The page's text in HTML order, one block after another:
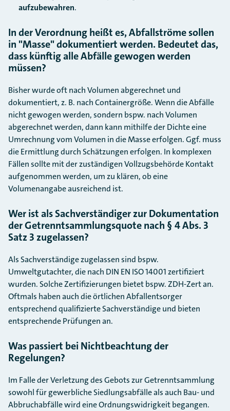
aufzubewahren.
In der Verordnung heißt es, Abfallströme sollen
in "Masse" dokumentiert werden. Bedeutet das,
dass künftig alle Abfälle gewogen werden
müssen?
Bisher wurde oft nach Volumen abgerechnet und
dokumentiert, z. B. nach Containergröße. Wenn die Abfälle
nicht gewogen werden, sondern bspw. nach Volumen
abgerechnet werden, dann kann mithilfe der Dichte eine
Umrechnung vom Volumen in die Masse erfolgen. Ggf. muss
die Ermittlung durch Schätzungen erfolgen. In komplexen
Fällen sollte mit der zuständigen Vollzugsbehörde Kontakt
aufgenommen werden, um zu klären, ob eine
Volumenangabe ausreichend ist.
Wer ist als Sachverständiger zur Dokumentation
der Getrenntsammlungsquote nach § 4 Abs. 3
Satz 3 zugelassen?
Als Sachverständige zugelassen sind bspw.
Umweltgutachter, die nach DIN EN ISO 14001 zertifiziert
wurden. Solche Zertifizierungen bietet bspw. ZDH-Zert an.
Oftmals haben auch die örtlichen Abfallentsorger
entsprechend qualifizierte Sachverständige und bieten
entsprechende Prüfungen an.
Was passiert bei Nichtbeachtung der
Regelungen?
Im Falle der Verletzung des Gebots zur Getrenntsammlung
sowohl für gewerbliche Siedlungsabfälle als auch Bau- und
Abbruchabfälle wird eine Ordnungswidrigkeit begangen.